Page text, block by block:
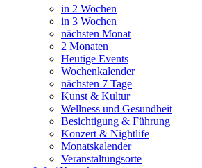
in 2 Wochen
in 3 Wochen
nächsten Monat
2 Monaten
Heutige Events
Wochenkalender
nächsten 7 Tage
Kunst & Kultur
Wellness und Gesundheit
Besichtigung & Führung
Konzert & Nightlife
Monatskalender
Veranstaltungsorte